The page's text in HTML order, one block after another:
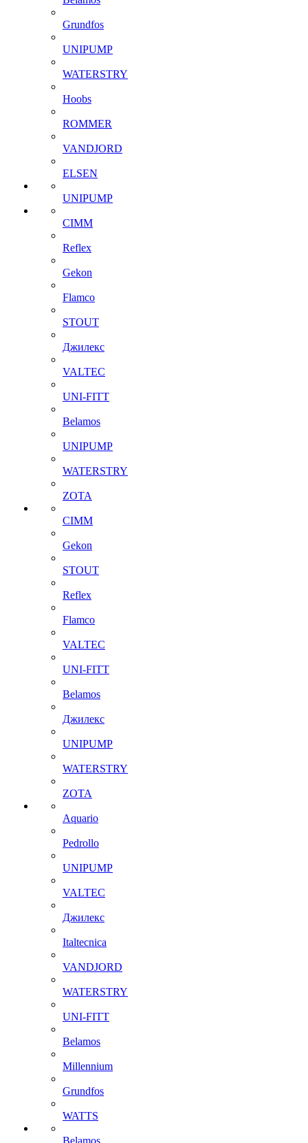
Grundfos
UNIPUMP
WATERSTRY
Hoobs
ROMMER
VANDJORD
ELSEN
UNIPUMP
CIMM
Reflex
Gekon
Flamco
STOUT
Джилекс
VALTEC
UNI-FITT
Belamos
UNIPUMP
WATERSTRY
ZOTA
CIMM
Gekon
STOUT
Reflex
Flamco
VALTEC
UNI-FITT
Belamos
Джилекс
UNIPUMP
WATERSTRY
ZOTA
Aquario
Pedrollo
UNIPUMP
VALTEC
Джилекс
Italtecnica
VANDJORD
WATERSTRY
UNI-FITT
Belamos
Millennium
Grundfos
WATTS
Belamos